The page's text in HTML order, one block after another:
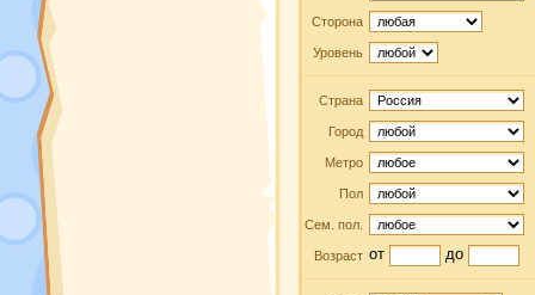
Сторона
Уровень
Страна
Город
Метро
Пол
Сем. пол.
Возраст от до